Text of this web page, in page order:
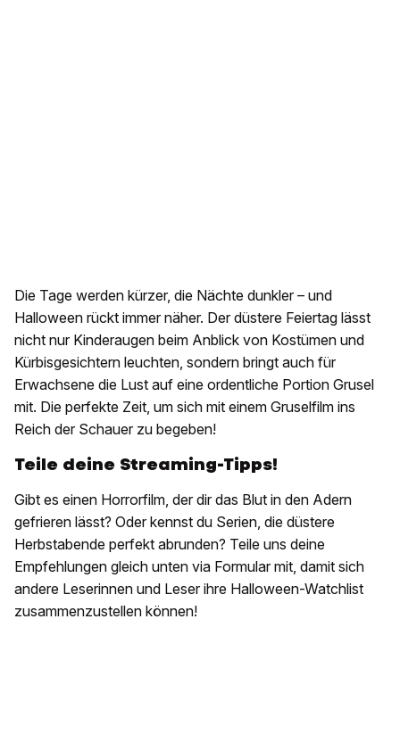
Die Tage werden kürzer, die Nächte dunkler – und
Halloween rückt immer näher. Der düstere Feiertag lässt
nicht nur Kinderaugen beim Anblick von Kostümen und
Kürbisgesichtern leuchten, sondern bringt auch für
Erwachsene die Lust auf eine ordentliche Portion Grusel
mit. Die perfekte Zeit, um sich mit einem Gruselfilm ins
Reich der Schauer zu begeben!
Teile deine Streaming-Tipps!
Gibt es einen Horrorfilm, der dir das Blut in den Adern
gefrieren lässt? Oder kennst du Serien, die düstere
Herbstabende perfekt abrunden? Teile uns deine
Empfehlungen gleich unten via Formular mit, damit sich
andere Leserinnen und Leser ihre Halloween-Watchlist
zusammenzustellen können!